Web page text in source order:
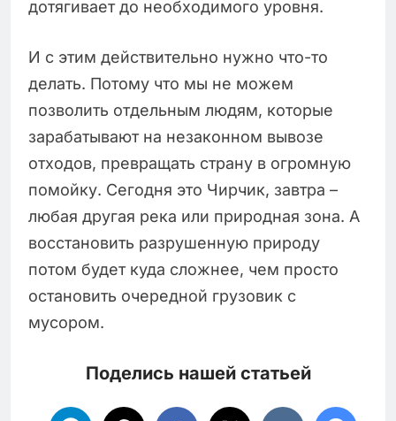
дотягивает до необходимого уровня.
И с этим действительно нужно что-то
делать. Потому что мы не можем
позволить отдельным людям, которые
зарабатывают на незаконном вывозе
отходов, превращать страну в огромную
помойку. Сегодня это Чирчик, завтра –
любая другая река или природная зона. А
восстановить разрушенную природу
потом будет куда сложнее, чем просто
остановить очередной грузовик с
мусором.
Поделись нашей статьей